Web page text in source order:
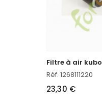
Filtre à air
Réf. 1268111220
23,30 €